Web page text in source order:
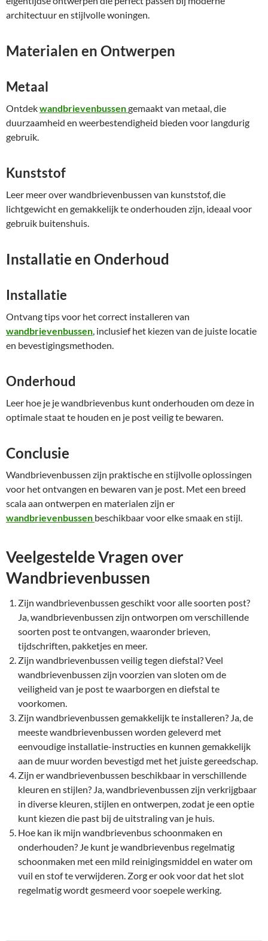
architectuur en stijlvolle woningen.
Materialen en Ontwerpen
Metaal
Ontdekwandbrievenbussengemaakt van metaal, die
duurzaamheid en weerbestendigheid bieden voor langdurig
gebruik.
Kunststof
Leer meer over wandbrievenbussen van kunststof, die
lichtgewicht en gemakkelijk te onderhouden zijn, ideaal voor
gebruik buitenshuis.
Installatie en Onderhoud
Installatie
Ontvang tips voor het correct installeren van
wandbrievenbussen, inclusief het kiezen van de juiste locatie
en bevestigingsmethoden.
Onderhoud
Leer hoe je je wandbrievenbus kunt onderhouden om deze in
optimale staat te houden en je post veilig te bewaren.
Conclusie
Wandbrievenbussen zijn praktische en stijlvolle oplossingen
voor het ontvangen en bewaren van je post. Met een breed
scala aan ontwerpen en materialen zijn er
wandbrievenbussen beschikbaar voor elke smaak en stijl.
Veelgestelde Vragen over
Wandbrievenbussen
Zijn wandbrievenbussen geschikt voor alle soorten post?
Ja, wandbrievenbussen zijn ontworpen om verschillende
soorten post te ontvangen, waaronder brieven,
tijdschriften, pakketjes en meer.
Zijn wandbrievenbussen veilig tegen diefstal? Veel
wandbrievenbussen zijn voorzien van sloten om de
veiligheid van je post te waarborgen en diefstal te
voorkomen.
Zijn wandbrievenbussen gemakkelijk te installeren? Ja, de
meeste wandbrievenbussen worden geleverd met
eenvoudige installatie-instructies en kunnen gemakkelijk
aan de muur worden bevestigd met het juiste gereedschap.
Zijn er wandbrievenbussen beschikbaar in verschillende
kleuren en stijlen? Ja, wandbrievenbussen zijn verkrijgbaar
in diverse kleuren, stijlen en ontwerpen, zodat je een optie
kunt kiezen die past bij de uitstraling van je huis.
Hoe kan ik mijn wandbrievenbus schoonmaken en
onderhouden? Je kunt je wandbrievenbus regelmatig
schoonmaken met een mild reinigingsmiddel en water om
vuil en stof te verwijderen. Zorg er ook voor dat het slot
regelmatig wordt gesmeerd voor soepele werking.